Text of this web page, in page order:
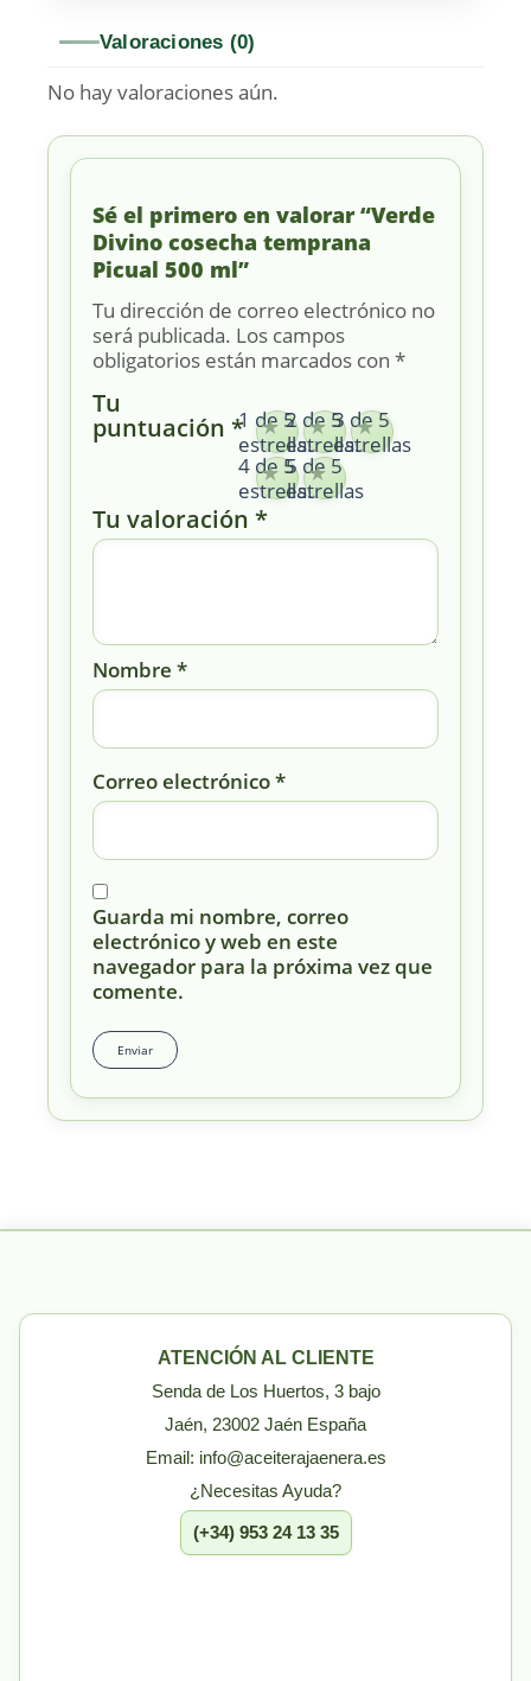
Valoraciones (0)
No hay valoraciones aún.
Sé el primero en valorar “Verde
Divino cosecha temprana
Picual 500 ml”
Tu dirección de correo electrónico no
será publicada. Los campos
obligatorios están marcados con *
Tu
puntuación *1 de 5
estrellas
2 de 5
estrellas
3 de 5
estrellas
4 de 5
estrellas
5 de 5
estrellas
Tu valoración *
Nombre *
Correo electrónico*
Guarda mi nombre, correo
electrónico y web en este
navegador para la próxima vez que
comente.
ATENCIÓN AL CLIENTE
Senda de Los Huertos, 3 bajo
Jaén, 23002 Jaén España
Email: info@aceiterajaenera.es
¿Necesitas Ayuda?
(+34) 953 24 13 35